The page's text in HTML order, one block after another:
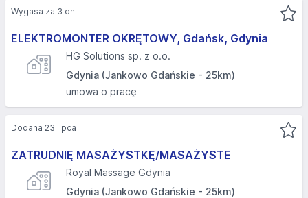
ELEKTROMONTER OKRĘTOWY, Gdańsk, Gdynia
HG Solutions sp. z o.o.
Gdynia (Jankowo Gdańskie - 25km)
umowa o pracę
Wygasa za 3 dni
ZATRUDNIĘ MASAŻYSTKĘ/MASAŻYSTE
Royal Massage Gdynia
Gdynia (Jankowo Gdańskie - 25km)
Dodana 23 lipca